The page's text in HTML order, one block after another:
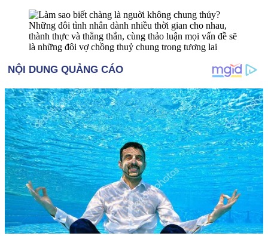
Những đôi tình nhân dành nhiều thời gian cho nhau,
thành thực và thẳng thắn, cùng thảo luận mọi vấn đề sẽ
là những đôi vợ chồng thuỷ chung trong tương lai